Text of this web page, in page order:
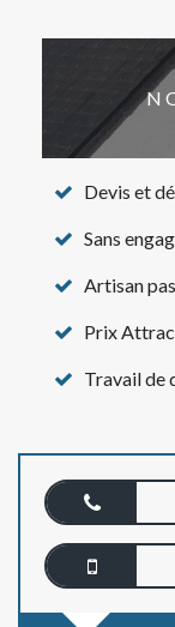
Devis et
Sans
Artisan
Prix
Travail de